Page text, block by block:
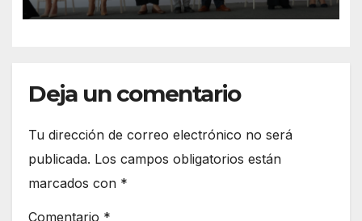
Deja un comentario
Tu dirección de correo electrónico no será
publicada. Los campos obligatorios están
marcados con *
Comentario *